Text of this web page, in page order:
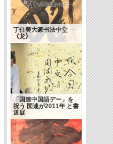
丁仕美大篆书法中堂
《龙》
「国連中国語デー」を
祝う 国連が2011年 と書
道展